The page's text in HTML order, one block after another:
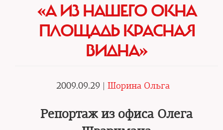
«А ИЗ НАШЕГО ОКНА
ПЛОЩАДЬ КРАСНАЯ
ВИДНА»
2009.09.29 | Шорина Ольга
Репортаж из офиса Олега